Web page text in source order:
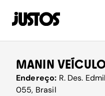
MANIN
Endereço: R. Des.
055, Brasil